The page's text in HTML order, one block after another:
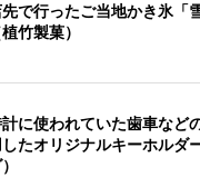
先で行ったご当地かき氷「
植竹製菓）
に使われていた歯車など
したオリジナルキーホルダ